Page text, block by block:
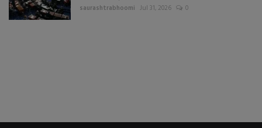
saurashtrabhoomi Jul 31, 2026 0